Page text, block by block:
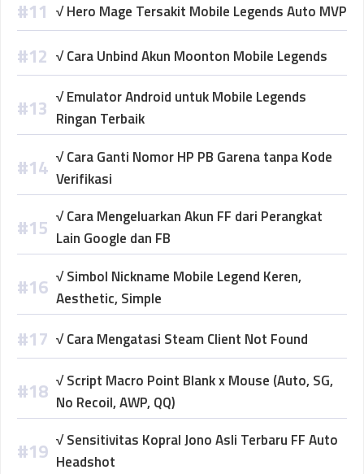
√ Hero Mage Tersakit Mobile Legends Auto MVP
√ Cara Unbind Akun Moonton Mobile Legends
√ Emulator Android untuk Mobile Legends
Ringan Terbaik
√ Cara Ganti Nomor HP PB Garena tanpa Kode
Verifikasi
√ Cara Mengeluarkan Akun FF dari Perangkat
Lain Google dan FB
√ Simbol Nickname Mobile Legend Keren,
Aesthetic, Simple
√ Cara Mengatasi Steam Client Not Found
√ Script Macro Point Blank x Mouse (Auto, SG,
No Recoil, AWP, QQ)
√ Sensitivitas Kopral Jono Asli Terbaru FF Auto
Headshot